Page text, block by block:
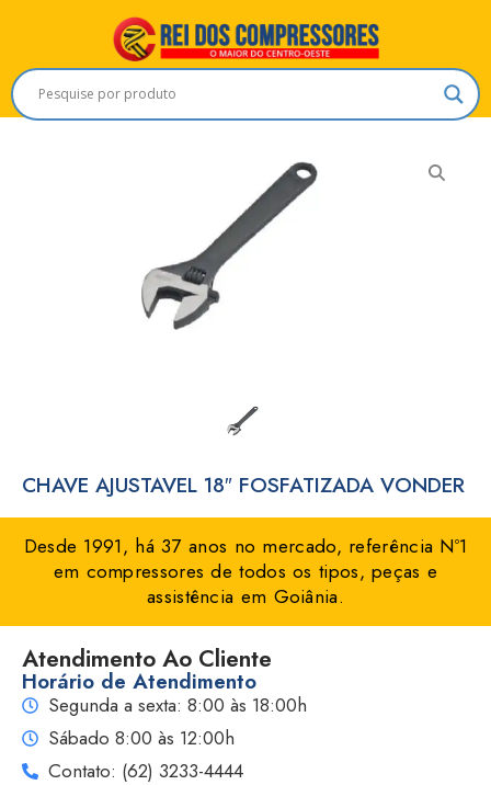
CHAVE AJUSTAVEL 18″ FOSFATIZADA VONDER
Desde 1991, há 37 anos no mercado, referência Nº1
em compressores de todos os tipos, peças e
assistência em Goiânia.
Atendimento Ao Cliente
Horário de Atendimento
Segunda a sexta: 8:00 às 18:00h
Sábado 8:00 às 12:00h
Contato: (62) 3233-4444